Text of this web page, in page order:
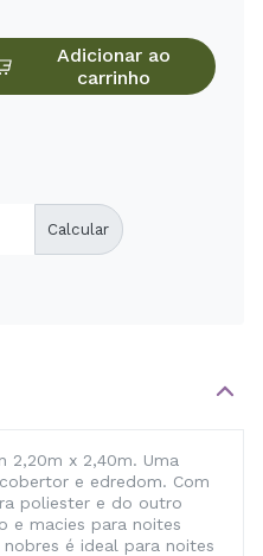
Adicionar ao
carrinho
Calcular
2,20m x 2,40m. Uma
e edredom. Com
poliester e do outro
e macies para noites
é ideal para noites